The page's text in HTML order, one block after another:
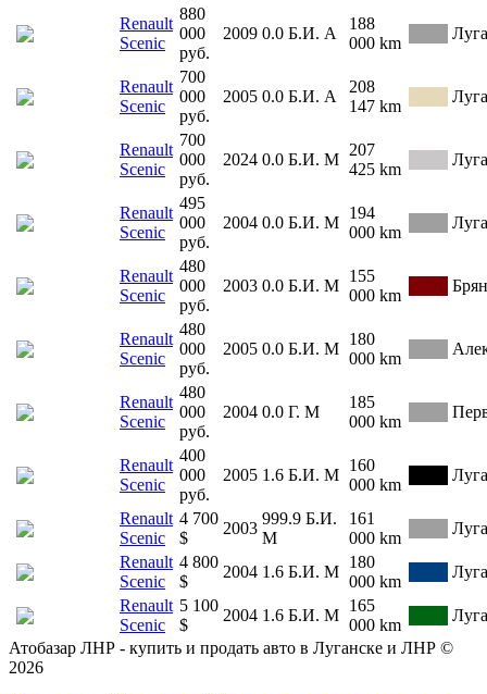
Renault
Scenic
880
000
руб.
2009 0.0 Б.И. А
188
000 km
Renault
Scenic
700
000
руб.
2005 0.0 Б.И. А
208
147 km
Renault
Scenic
700
000
руб.
2024 0.0 Б.И. М
207
425 km
Renault
Scenic
495
000
руб.
2004 0.0 Б.И. М
194
000 km
Renault
Scenic
480
000
руб.
2003 0.0 Б.И. М
155
000 km
Renault
Scenic
480
000
руб.
2005 0.0 Б.И. М
180
000 km
Renault
Scenic
480
000
руб.
2004 0.0 Г. М
185
000 km
Renault
Scenic
400
000
руб.
2005 1.6 Б.И. М
160
000 km
Renault
Scenic
4 700
$
2003
999.9 Б.И.
М
161
000 km
Renault
Scenic
4 800
$
2004 1.6 Б.И. М
180
000 km
Renault
Scenic
5 100
$
2004 1.6 Б.И. М
165
000 km
Атобазар ЛНР - купить и продать авто в Луганске и ЛНР ©
2026